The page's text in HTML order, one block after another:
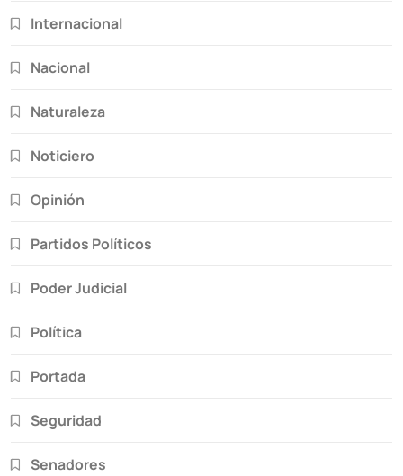
Internacional
Nacional
Naturaleza
Noticiero
Opinión
Partidos Políticos
Poder Judicial
Política
Portada
Seguridad
Senadores